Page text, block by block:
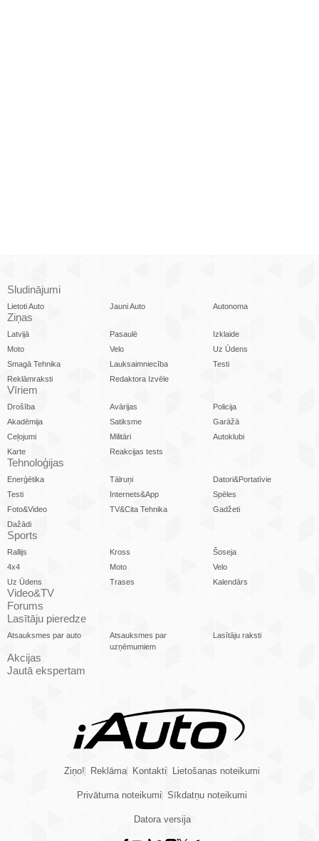
Sludinājumi
Lietoti Auto Jauni Auto Autonoma
Ziņas
Latvijā Pasaulē
Izklaide
Moto
Velo
Uz Ūdens
Smagā Tehnika
Lauksaimniecība
Testi
Reklāmraksti
Redaktora Izvēle
Vīriem
Drošība Avārijas
Policija
Akadēmija
Satiksme
Garāžā
Ceļojumi
Militāri
Autoklubi
Karte
Reakcijas tests
Tehnoloģijas
Enerģētika Tālruņi
Datori&Portatīvie
Testi
Internets&App
Spēles
Foto&Video
TV&Cita Tehnika
Gadžeti
Dažādi
Sports
Rallijs Kross
Šoseja
4x4
Moto
Velo
Uz Ūdens
Trases Kalendārs
Video&TV
Forums
Lasītāju pieredze
Atsauksmes par auto
Atsauksmes par
uzņēmumiem
Lasītāju raksti
Akcijas
Jautā ekspertam
Ziņo! Reklāma Kontakti Lietošanas noteikumi
Privātuma noteikumi Sīkdatņu noteikumi
Datora versija